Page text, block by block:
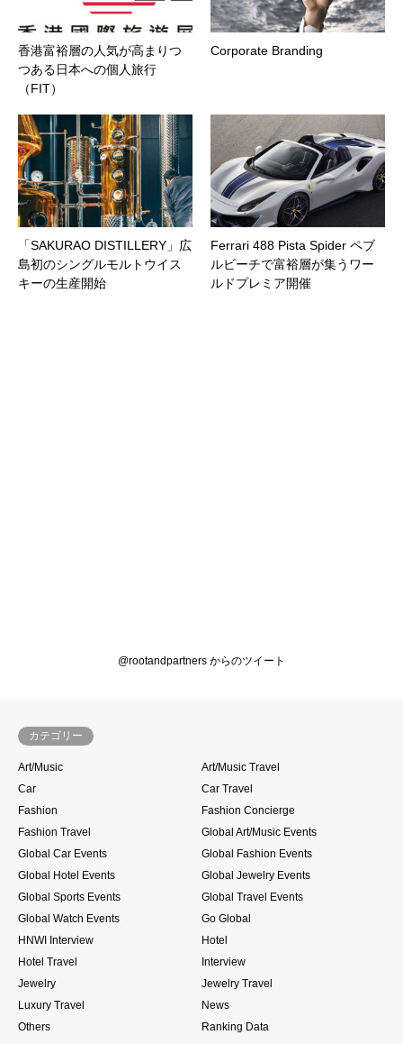
香港富裕層の人気が高まりつ
つある日本への個人旅行
（FIT）
Corporate Branding
「SAKURAO DISTILLERY」広
島初のシングルモルトウイス
キーの生産開始
Ferrari 488 Pista Spider ペブ
ルビーチで富裕層が集うワー
ルドプレミア開催
@rootandpartners からのツイート
カテゴリー
Art/Music
Art/Music Travel
Car
Car Travel
Fashion
Fashion Concierge
Fashion Travel
Global Art/Music Events
Global Car Events
Global Fashion Events
Global Hotel Events
Global Jewelry Events
Global Sports Events
Global Travel Events
Global Watch Events
Go Global
HNWI Interview
Hotel
Hotel Travel
Interview
Jewelry
Jewelry Travel
Luxury Travel
News
Others
Ranking Data